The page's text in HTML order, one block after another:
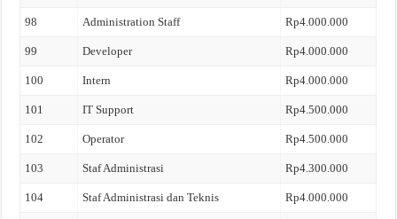
98 Administration Staff Rp4.000.000
99 Developer Rp4.000.000
100 Intern Rp4.000.000
101 IT Support Rp4.500.000
102 Operator Rp4.500.000
103 Staf Administrasi Rp4.300.000
104 Staf Administrasi dan Teknis Rp4.000.000